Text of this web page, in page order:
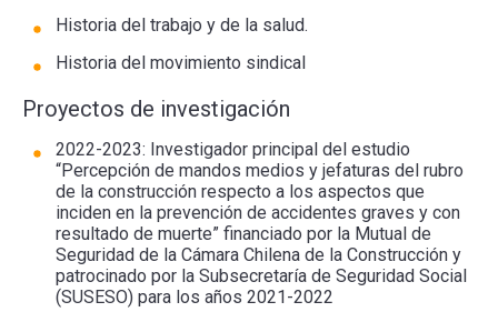
Historia del trabajo y de la salud.
Historia del movimiento sindical
Proyectos de investigación
2022-2023: Investigador principal del estudio
“Percepción de mandos medios y jefaturas del rubro
de la construcción respecto a los aspectos que
inciden en la prevención de accidentes graves y con
resultado de muerte” financiado por la Mutual de
Seguridad de la Cámara Chilena de la Construcción y
patrocinado por la Subsecretaría de Seguridad Social
(SUSESO) para los años 2021-2022